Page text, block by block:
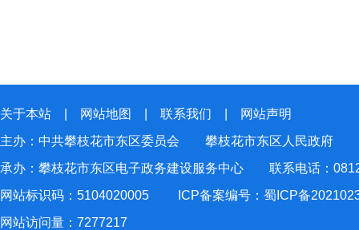
关于本站 网站地图 联系我们
网站声明
主办：中共攀枝花市东区委员会 攀枝花市东区人民政府
承办：攀枝花市东区电子政务建设服务中心 联系电话：
网站标识码：5104020005
ICP备案编号：蜀ICP备
网站访问量： 7277217